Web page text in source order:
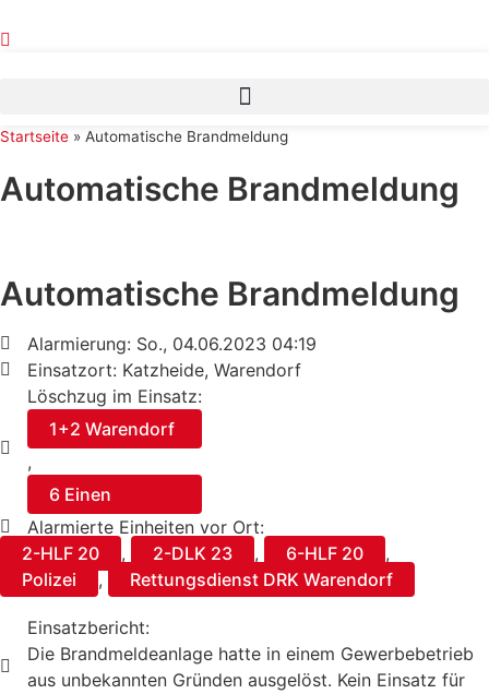
Inhalt
Startseite » Automatische Brandmeldung
Automatische Brandmeldung
Automatische Brandmeldung
Alarmierung: So., 04.06.2023 04:19
Einsatzort: Katzheide, Warendorf
Löschzug im Einsatz:
1+2 Warendorf
,
6 Einen
Alarmierte Einheiten vor Ort:
2-HLF 20
, 2-DLK 23 , 6-HLF 20
,
Polizei
, Rettungsdienst DRK Warendorf
Einsatzbericht:
Die Brandmeldeanlage hatte in einem Gewerbebetrieb
aus unbekannten Gründen ausgelöst. Kein Einsatz für